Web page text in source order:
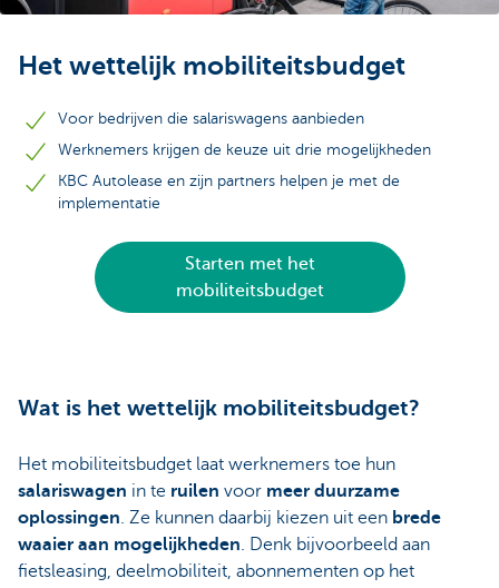
Het wettelijk mobiliteitsbudget
Voor bedrijven die salariswagens aanbieden
Werknemers krijgen de keuze uit drie mogelijkheden
KBC Autolease en zijn partners helpen je met de
implementatie
Starten met het
mobiliteitsbudget
Wat is het wettelijk mobiliteitsbudget?
Het mobiliteitsbudget laat werknemers toe hun
salariswagen in te ruilen voor meer duurzame
oplossingen. Ze kunnen daarbij kiezen uit een brede
waaier aan mogelijkheden. Denk bijvoorbeeld aan
fietsleasing, deelmobiliteit, abonnementen op het